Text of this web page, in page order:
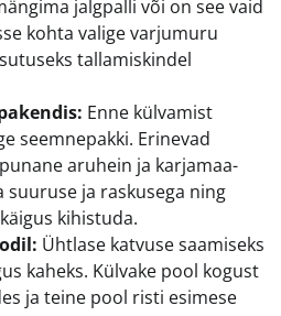
jalgpalli või on see vaid
kohta valige varjumuru
tallamiskindel
Enne külvamist
seemnepakki. Erinevad
aruhein ja karjamaa-
suuruse ja raskusega ning
kihistuda.
Ühtlase katvuse saamiseks
kaheks. Külvake pool kogust
ja teine pool risti esimese